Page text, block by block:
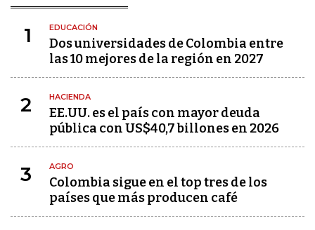
1 EDUCACIÓN
Dos universidades de Colombia entre
las 10 mejores de la región en 2027
2 HACIENDA
EE.UU. es el país con mayor deuda
pública con US$40,7 billones en 2026
3 AGRO
Colombia sigue en el top tres de los
países que más producen café